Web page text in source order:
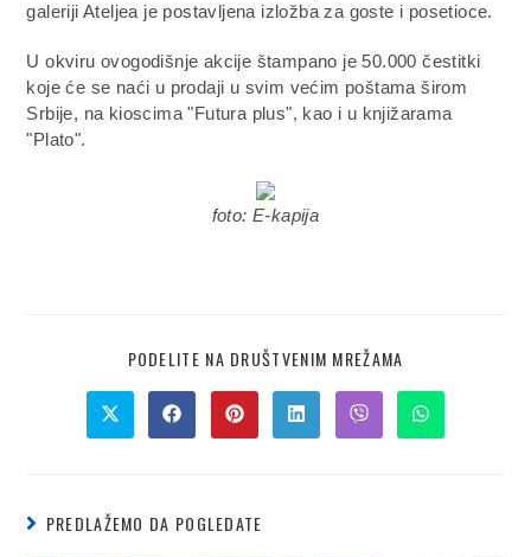
galeriji Ateljea je postavljena izložba za goste i posetioce.
U okviru ovogodišnje akcije štampano je 50.000 čestitki
koje će se naći u prodaji u svim većim poštama širom
Srbije, na kioscima "Futura plus", kao i u knjižarama
"Plato".
foto: E-kapija
PODELITE NA DRUŠTVENIM MREŽAMA
PREDLAŽEMO DA POGLEDATE